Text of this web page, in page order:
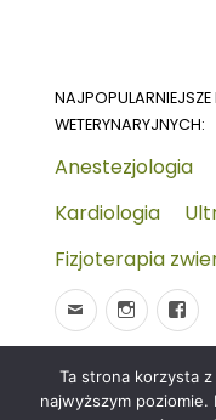
NAJPOPULARNIEJSZE
WETERYNARYJNYCH:
Anestezjologia
Kardiologia
Fizjoterapia
© 2026
RODO
Czym jest
Ta strona korzysta
najwyższym